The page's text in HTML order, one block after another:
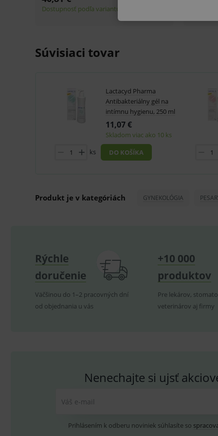
Súvisiaci tovar
Lactacyd Pharma
Antibakteriálny gél na
intímnu hygienu, 250 ml
11,07 €
Skladom viac ako 10 ks
ks
DO KOŠÍKA
Produkt je v kategóriách GYNEKOLÓGIA
Rýchle
doručenie
Väčšinou do 1–2 pracovných dní
od objednania u vás
+10 000
produktov
Pre lekárov,
veterinárov aj firmy
Nenechajte si ujsť
Váš e-mail
Prihlásením k odberu noviniek súhlasíte so
_sp_id.ef32
ssupp.visits
Název
_gat_UA-
sid
Název
test_cookie